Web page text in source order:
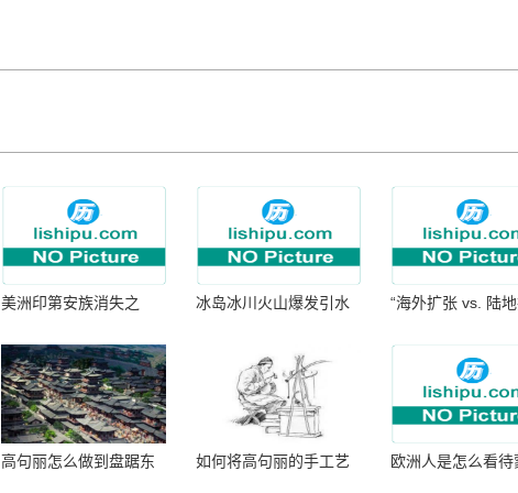
美洲印第安族消失之
冰岛冰川火山爆发引水
“海外扩张 vs. 陆
高句丽怎么做到盘踞东
如何将高句丽的手工艺
欧洲人是怎么看待